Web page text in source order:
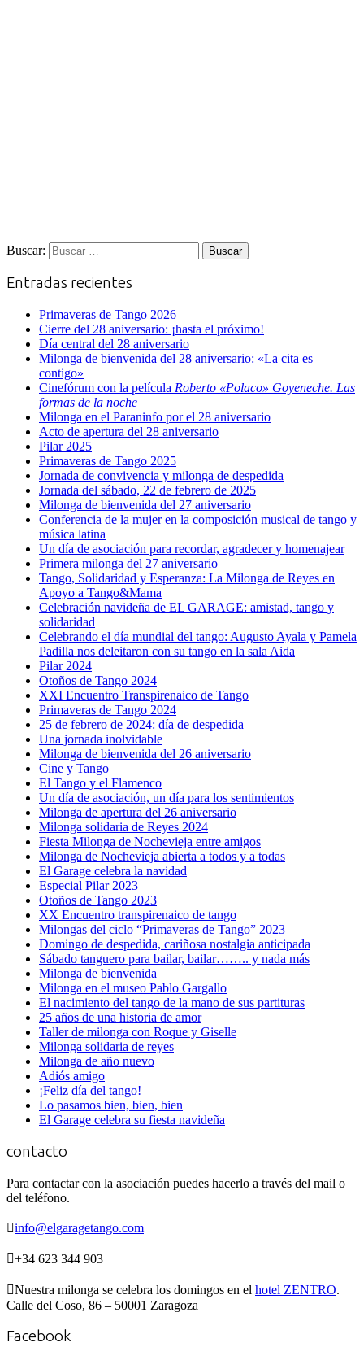
Buscar:
Entradas recientes
Primaveras de Tango 2026
Cierre del 28 aniversario: ¡hasta el próximo!
Día central del 28 aniversario
Milonga de bienvenida del 28 aniversario: «La cita es
contigo»
Cinefórum con la película Roberto «Polaco» Goyeneche. Las
formas de la noche
Milonga en el Paraninfo por el 28 aniversario
Acto de apertura del 28 aniversario
Pilar 2025
Primaveras de Tango 2025
Jornada de convivencia y milonga de despedida
Jornada del sábado, 22 de febrero de 2025
Milonga de bienvenida del 27 aniversario
Conferencia de la mujer en la composición musical de tango y
música latina
Un día de asociación para recordar, agradecer y homenajear
Primera milonga del 27 aniversario
Tango, Solidaridad y Esperanza: La Milonga de Reyes en
Apoyo a Tango&Mama
Celebración navideña de EL GARAGE: amistad, tango y
solidaridad
Celebrando el día mundial del tango: Augusto Ayala y Pamela
Padilla nos deleitaron con su tango en la sala Aida
Pilar 2024
Otoños de Tango 2024
XXI Encuentro Transpirenaico de Tango
Primaveras de Tango 2024
25 de febrero de 2024: día de despedida
Una jornada inolvidable
Milonga de bienvenida del 26 aniversario
Cine y Tango
El Tango y el Flamenco
Un día de asociación, un día para los sentimientos
Milonga de apertura del 26 aniversario
Milonga solidaria de Reyes 2024
Fiesta Milonga de Nochevieja entre amigos
Milonga de Nochevieja abierta a todos y a todas
El Garage celebra la navidad
Especial Pilar 2023
Otoños de Tango 2023
XX Encuentro transpirenaico de tango
Milongas del ciclo “Primaveras de Tango” 2023
Domingo de despedida, cariñosa nostalgia anticipada
Sábado tanguero para bailar, bailar…….. y nada más
Milonga de bienvenida
Milonga en el museo Pablo Gargallo
El nacimiento del tango de la mano de sus partituras
25 años de una historia de amor
Taller de milonga con Roque y Giselle
Milonga solidaria de reyes
Milonga de año nuevo
Adiós amigo
¡Feliz día del tango!
Lo pasamos bien, bien, bien
El Garage celebra su fiesta navideña
contacto
Para contactar con la asociación puedes hacerlo a través del mail o
del teléfono.
info@elgaragetango.com
+34 623 344 903
Nuestra milonga se celebra los domingos en el hotel ZENTRO.
Calle del Coso, 86 – 50001 Zaragoza
Facebook